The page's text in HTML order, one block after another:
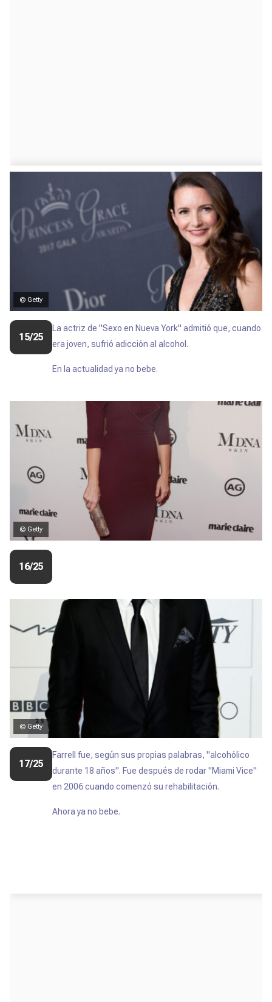
© Getty
15/25
La actriz de "Sexo en Nueva York" admitió que, cuando
era joven, sufrió adicción al alcohol.
En la actualidad ya no bebe.
© Getty
16/25
© Getty
17/25
Farrell fue, según sus propias palabras, "alcohólico
durante 18 años". Fue después de rodar "Miami Vice"
en 2006 cuando comenzó su rehabilitación.
Ahora ya no bebe.